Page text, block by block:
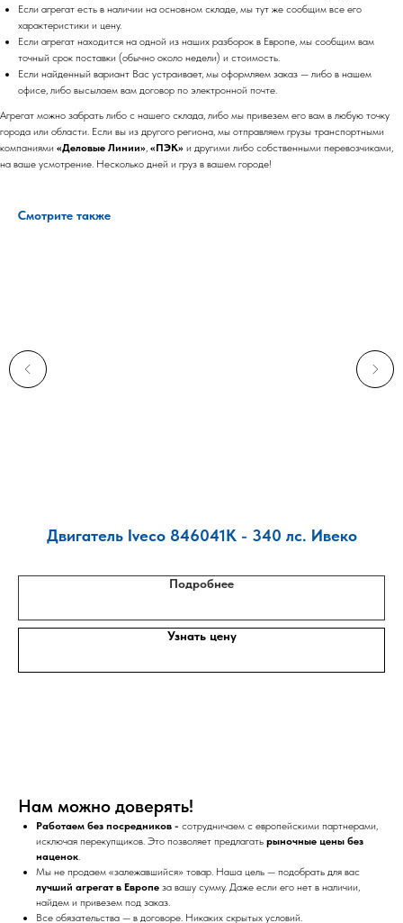
Если агрегат есть в наличии на основном складе, мы тут же сообщим все его
характеристики и цену.
Если агрегат находится на одной из наших разборок в Европе, мы сообщим вам
точный срок поставки (обычно около недели) и стоимость.
Если найденный вариант Вас устраивает, мы оформляем заказ — либо в нашем
офисе, либо высылаем вам договор по электронной почте.
Агрегат можно забрать либо с нашего склада, либо мы привезем его вам в любую точку
города или области. Если вы из другого региона, мы отправляем грузы транспортными
компаниями «Деловые Линии», «ПЭК» и другими либо собственными перевозчиками,
на ваше усмотрение. Несколько дней и груз в вашем городе!
Смотрите также
Двигатель Iveco 846041K - 340 лс. Ивеко
Подробнее
Узнать цену
Нам можно доверять!
Работаем без посредников - сотрудничаем с европейскими партнерами,
исключая перекупщиков. Это позволяет предлагать рыночные цены без
наценок.
Мы не продаем «залежавшийся» товар. Наша цель — подобрать для вас
лучший агрегат в Европе за вашу сумму. Даже если его нет в наличии,
найдем и привезем под заказ.
Все обязательства — в договоре. Никаких скрытых условий.